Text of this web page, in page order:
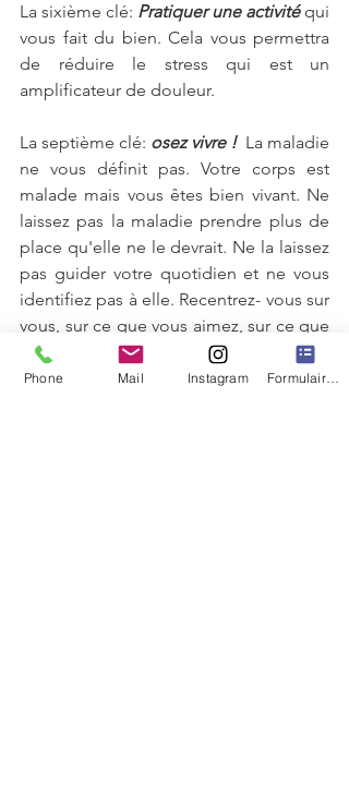
La sixième clé: Pratiquer une activité qui
vous fait du bien. Cela vous permettra
de réduire le stress qui est un
amplificateur de douleur.
La septième clé: osez vivre ! La maladie
ne vous définit pas. Votre corps est
malade mais vous êtes bien vivant. Ne
laissez pas la maladie prendre plus de
place qu'elle ne le devrait. Ne la laissez
pas guider votre quotidien et ne vous
identifiez pas à elle. Recentrez- vous sur
vous, sur ce que vous aimez, sur ce que
vous êtes. C'est cela qui vous définit
réellement.
Phone Mail Instagram Formulaire de contact